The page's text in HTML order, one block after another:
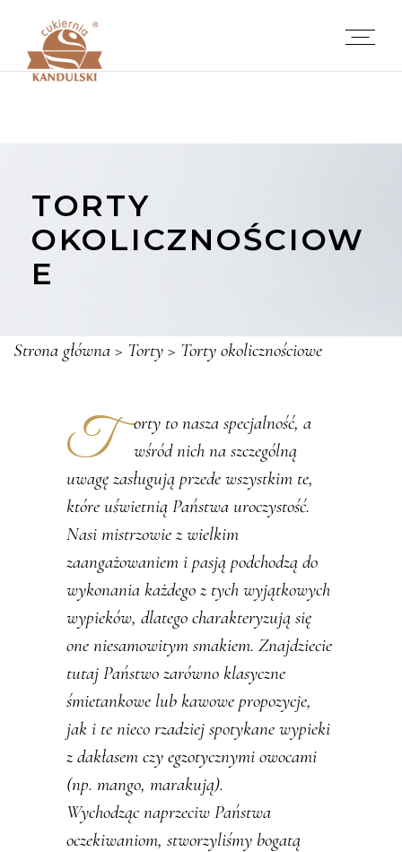
TORTY
OKOLICZNOŚCIOW
E
Strona główna > Torty > Torty okolicznościowe
Torty to nasza specjalność, a
wśród nich na szczególną
uwagę zasługują przede wszystkim te,
które uświetnią Państwa uroczystość.
Nasi mistrzowie z wielkim
zaangażowaniem i pasją podchodzą do
wykonania każdego z tych wyjątkowych
wypieków, dlatego charakteryzują się
one niesamowitym smakiem. Znajdziecie
tutaj Państwo zarówno klasyczne
śmietankowe lub kawowe propozycje,
jak i te nieco rzadziej spotykane wypieki
z dakłasem czy egzotycznymi owocami
(np. mango, marakują).
Wychodząc naprzeciw Państwa
oczekiwaniom, stworzyliśmy bogatą